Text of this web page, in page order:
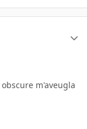
m'aveugla